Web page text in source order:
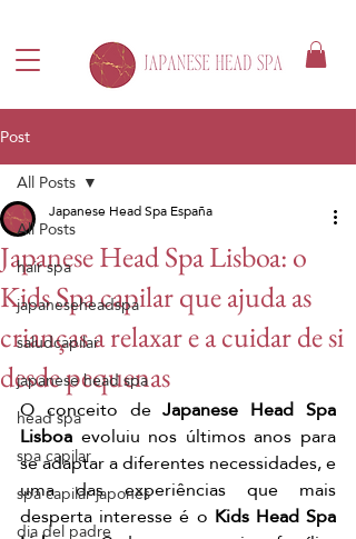
Post
All Posts
hair spa
japaneseheadspa
saludcapilar
japanese head spa
head spa
spa capilar
spa capilar japonés
dia del padre
All Posts
Japanese Head Spa Lisboa: o
Kids Spa capilar que ajuda as
crianças a relaxar e a cuidar de si
desde pequenas
Japanese Head Spa España
O conceito de Japanese Head Spa
Lisboa evoluiu nos últimos anos para
se adaptar a diferentes necessidades, e
uma das experiências que mais
desperta interesse é o Kids Head Spa